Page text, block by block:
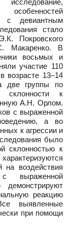
с девиантным
стало
Покровского
В
восьмых и
участие 110
возрасте 13–14
две группы по
склонности к
А.Н. Орлом.
с выраженной
а во
к агрессии и
было
склонностью к
на воздействия
выраженной
реакцию
выявленные
при помощи